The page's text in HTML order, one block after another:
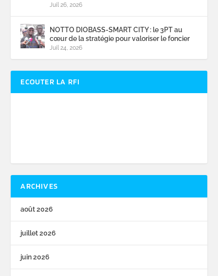
Juil 26, 2026
NOTTO DIOBASS-SMART CITY : le 3PT au
cœur de la stratégie pour valoriser le foncier
Juil 24, 2026
ECOUTER LA RFI
ARCHIVES
août 2026
juillet 2026
juin 2026